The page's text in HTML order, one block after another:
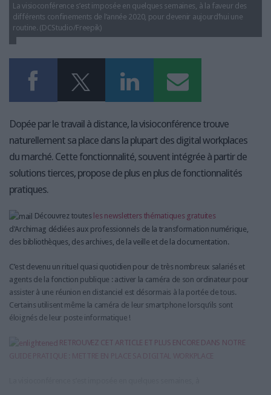
NOS OFFRES D'ABONNEMENTS
La visioconférence s’est imposée en quelques semaines, à la faveur des
différents confinements de l’année 2020, pour devenir aujourd’hui une
routine. (DCStudio/Freepik)
Dopée par le travail à distance, la visioconférence trouve
naturellement sa place dans la plupart des digital workplaces
du marché. Cette fonctionnalité, souvent intégrée à partir de
solutions tierces, propose de plus en plus de fonctionnalités
pratiques.
Découvrez toutes les newsletters thématiques gratuites
d'Archimag dédiées aux professionnels de la transformation numérique,
des bibliothèques, des archives, de la veille et de la documentation.
C’est devenu un rituel quasi quotidien pour de très nombreux salariés et
agents de la fonction publique : activer la caméra de son ordinateur pour
assister à une réunion en distanciel est désormais à la portée de tous.
Certains utilisent même la caméra de leur smartphone lorsqu’ils sont
éloignés de leur poste informatique !
RETROUVEZ CET ARTICLE ET PLUS ENCORE DANS NOTRE
GUIDE PRATIQUE : METTRE EN PLACE SA DIGITAL WORKPLACE